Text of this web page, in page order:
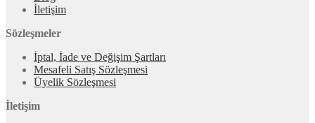
İletişim
Sözleşmeler
İptal, İade ve Değişim Şartları
Mesafeli Satış Sözleşmesi
Üyelik Sözleşmesi
İletişim